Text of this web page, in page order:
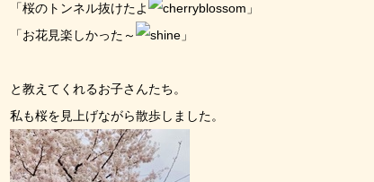
「桜のトンネル抜けたよ
」
「お花見楽しかった～
」
と教えてくれるお子さんたち。
私も桜を見上げながら散歩しました。